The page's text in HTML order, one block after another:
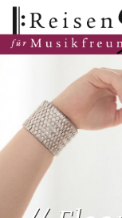
Hauptinhalt